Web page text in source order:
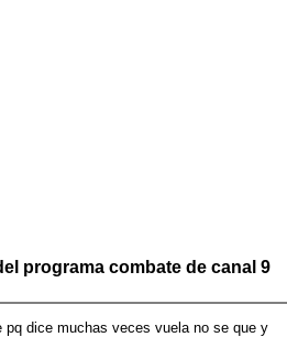
programa combate de canal 9
pq dice muchas veces vuela no se que y